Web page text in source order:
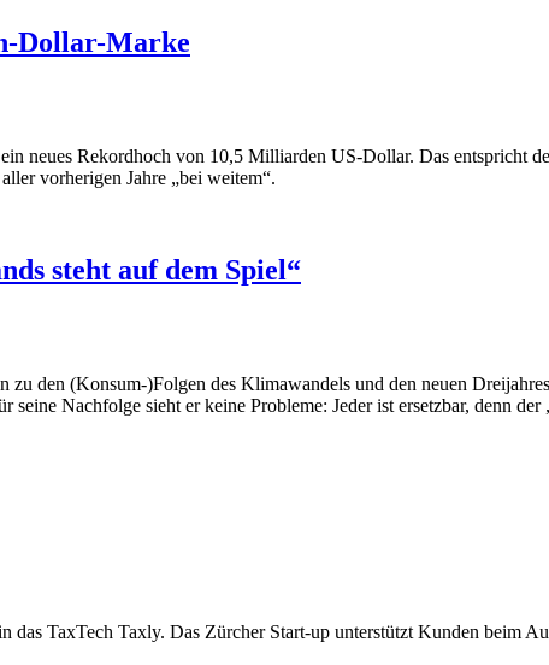
Dollar-Marke
neues Rekordhoch von 10,5 Milliarden US-Dollar. Das entspricht
vorherigen Jahre „bei weitem“.
steht auf dem Spiel“
den (Konsum-)Folgen des Klimawandels und den neuen
Nachfolge sieht er keine Probleme: Jeder ist ersetzbar, denn
TaxTech Taxly. Das Zürcher Start-up unterstützt Kunden beim